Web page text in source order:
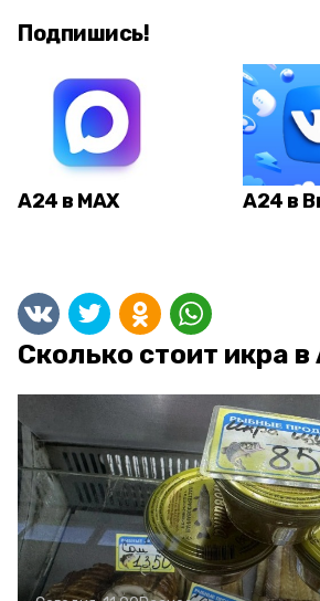
Подпишись!
А24 в MAX А24 в
Сколько стоит икра